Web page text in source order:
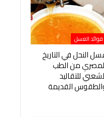
فوائد العسل
النحل في التاريخ
من الطب
للتقاليد
القديمة